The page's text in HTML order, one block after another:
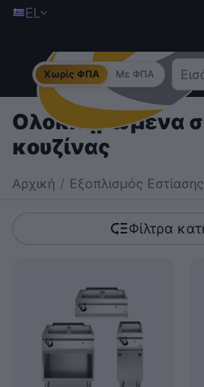
EL
Χωρίς ΦΠΑ Με ΦΠΑ
Ολοκληρωμένα
κουζίνας
Αρχική / Εξοπλισμός Εστίασης
Φίλτρα